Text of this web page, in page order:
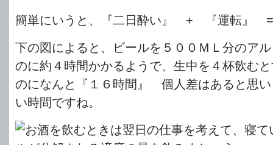
簡単にいうと、『二日酔い』 + 『運転』
下の図によると、ビールを５００ＭＬ分のア
のに約４時間かかるようで、生中を４杯飲む
のになんと『１６時間』 個人差はあると思
い時間ですね。